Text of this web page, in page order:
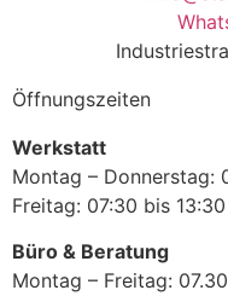
Öffnungszeiten
Werkstatt
Montag – Donnerstag:
Freitag: 07:30 bis
Büro & Beratung
Montag – Freitag: